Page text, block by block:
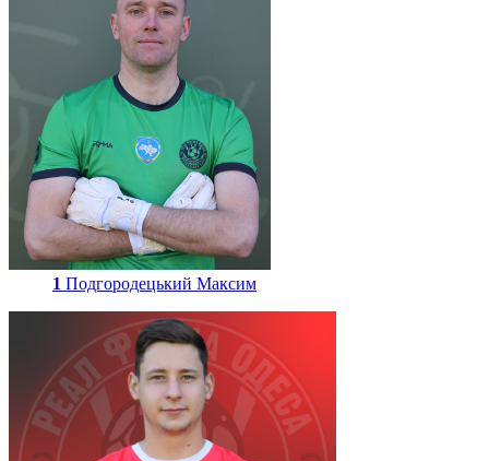
1 Подгородецький Максим